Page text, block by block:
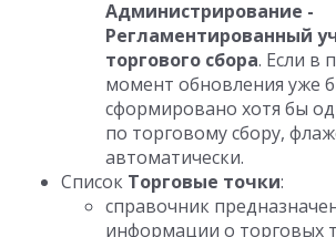
Администрирование -
Регламентированный
торгового сбора. Если в
момент обновления уже
сформировано хотя бы
по торговому сбору,
автоматически.
Список Торговые точки:
справочник
информации о торговых